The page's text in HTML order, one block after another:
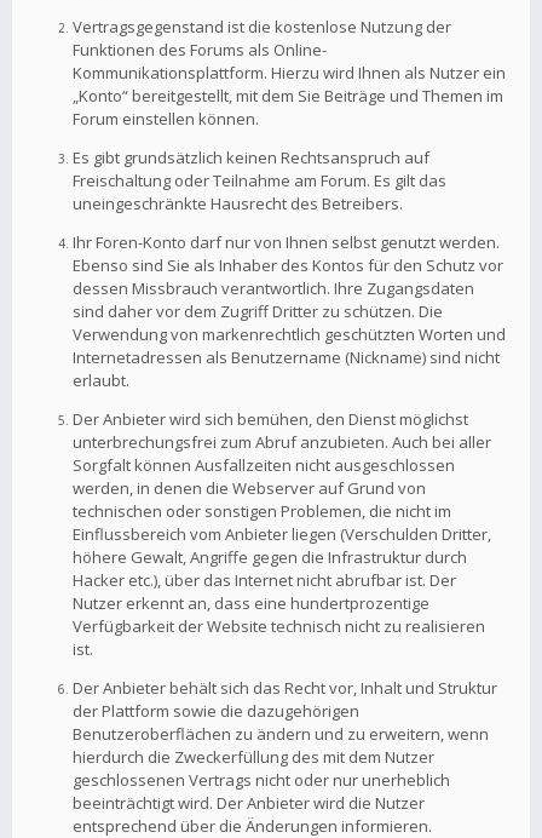
Vertragsgegenstand ist die kostenlose Nutzung der
Funktionen des Forums als Online-
Kommunikationsplattform. Hierzu wird Ihnen als Nutzer ein
„Konto“ bereitgestellt, mit dem Sie Beiträge und Themen im
Forum einstellen können.
Es gibt grundsätzlich keinen Rechtsanspruch auf
Freischaltung oder Teilnahme am Forum. Es gilt das
uneingeschränkte Hausrecht des Betreibers.
Ihr Foren-Konto darf nur von Ihnen selbst genutzt werden.
Ebenso sind Sie als Inhaber des Kontos für den Schutz vor
dessen Missbrauch verantwortlich. Ihre Zugangsdaten
sind daher vor dem Zugriff Dritter zu schützen. Die
Verwendung von markenrechtlich geschützten Worten und
Internetadressen als Benutzername (Nickname) sind nicht
erlaubt.
Der Anbieter wird sich bemühen, den Dienst möglichst
unterbrechungsfrei zum Abruf anzubieten. Auch bei aller
Sorgfalt können Ausfallzeiten nicht ausgeschlossen
werden, in denen die Webserver auf Grund von
technischen oder sonstigen Problemen, die nicht im
Einflussbereich vom Anbieter liegen (Verschulden Dritter,
höhere Gewalt, Angriffe gegen die Infrastruktur durch
Hacker etc.), über das Internet nicht abrufbar ist. Der
Nutzer erkennt an, dass eine hundertprozentige
Verfügbarkeit der Website technisch nicht zu realisieren
ist.
Der Anbieter behält sich das Recht vor, Inhalt und Struktur
der Plattform sowie die dazugehörigen
Benutzeroberflächen zu ändern und zu erweitern, wenn
hierdurch die Zweckerfüllung des mit dem Nutzer
geschlossenen Vertrags nicht oder nur unerheblich
beeinträchtigt wird. Der Anbieter wird die Nutzer
entsprechend über die Änderungen informieren.